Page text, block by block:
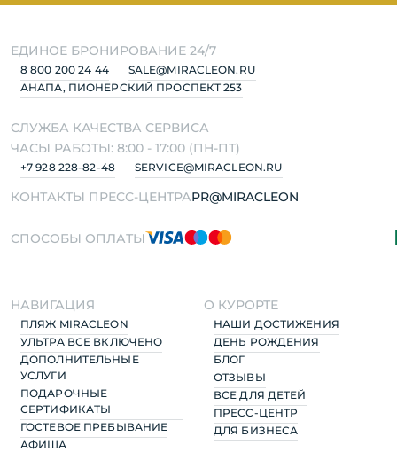
ЕДИНОЕ БРОНИРОВАНИЕ 24/7
8 800 200 24 44
SALE@MIRACLEON.RU
АНАПА, ПИОНЕРСКИЙ ПРОСПЕКТ 253
СЛУЖБА КАЧЕСТВА СЕРВИСА
ЧАСЫ РАБОТЫ: 8:00 - 17:00 (ПН-ПТ)
+7 928 228-82-48 SERVICE@MIRACLEON.RU
КОНТАКТЫ ПРЕСС-ЦЕНТРАPR@MIRACLEON
СПОСОБЫ ОПЛАТЫ
НАВИГАЦИЯ
ПЛЯЖ MIRACLEON
УЛЬТРА ВСЕ ВКЛЮЧЕНО
ДОПОЛНИТЕЛЬНЫЕ
УСЛУГИ
ПОДАРОЧНЫЕ
СЕРТИФИКАТЫ
ГОСТЕВОЕ ПРЕБЫВАНИЕ
АФИША
О КУРОРТЕ
НАШИ ДОСТИЖЕНИЯ
ДЕНЬ РОЖДЕНИЯ
БЛОГ
ОТЗЫВЫ
ВСЕ ДЛЯ ДЕТЕЙ
ПРЕСС-ЦЕНТР
ДЛЯ БИЗНЕСА